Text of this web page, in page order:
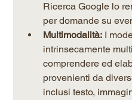
Ricerca Google lo
per domande su
Multimodalità: I
intrinsecamente
comprendere ed
provenienti da
inclusi testo,